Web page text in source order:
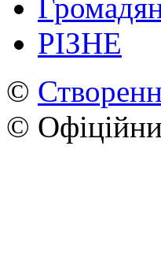
РІЗНЕ
©
©